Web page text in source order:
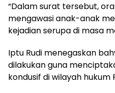
“Dalam surat tersebut,
mengawasi anak-anak
kejadian serupa di masa
Iptu Rudi menegaskan
dilakukan guna
kondusif di wilayah hukum